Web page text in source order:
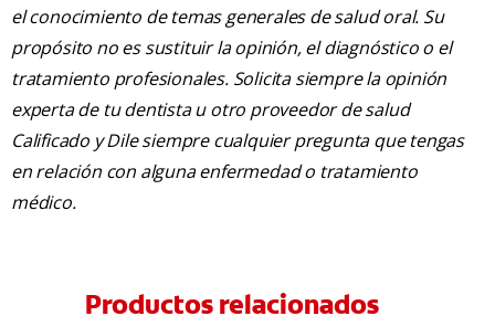
el conocimiento de temas generales de salud oral. Su
propósito no es sustituir la opinión, el diagnóstico o el
tratamiento profesionales. Solicita siempre la opinión
experta de tu dentista u otro proveedor de salud
Calificado y Dile siempre cualquier pregunta que tengas
en relación con alguna enfermedad o tratamiento
médico.
Productos relacionados